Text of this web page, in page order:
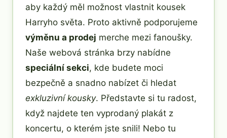
aby každý měl možnost vlastnit kousek
Harryho světa. Proto aktivně podporujeme
výměnu a prodej merche mezi fanoušky.
Naše webová stránka brzy nabídne
speciální sekci, kde budete moci
bezpečně a snadno nabízet či hledat
exkluzivní kousky. Představte si tu radost,
když najdete ten vyprodaný plakát z
koncertu, o kterém jste snili! Nebo tu